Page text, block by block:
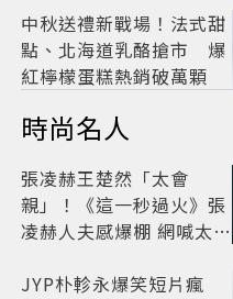
戒？
中秋送禮新戰場！法式甜
點、北海道乳酪搶市 爆
紅檸檬蛋糕熱銷破萬顆
時尚名人
張凌赫王楚然「太會
親」！《這一秒過火》張
凌赫人夫感爆棚 網喊太有
JYP朴軫永爆笑短片瘋